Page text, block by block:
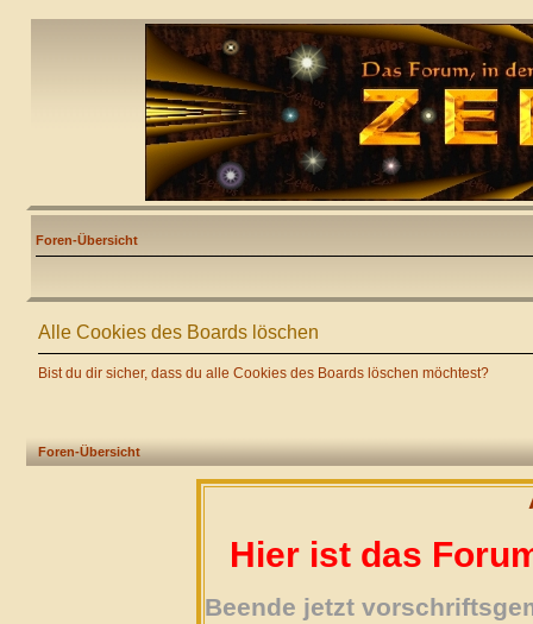
Foren-Übersicht
Alle Cookies des Boards löschen
Bist du dir sicher, dass du alle Cookies des Boards löschen möchtest?
Foren-Übersicht
Hier ist das
Beende jetzt